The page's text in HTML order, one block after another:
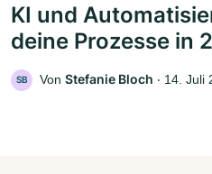
KI und
deine Prozesse in
SB Von Stefanie Bloch ‧ 14. Juli